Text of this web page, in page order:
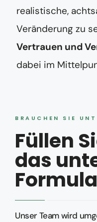
realistische,
Veränderung zu
Vertrauen und
dabei im
BRAUCHEN SIE
Füllen
das
Unser Team wird